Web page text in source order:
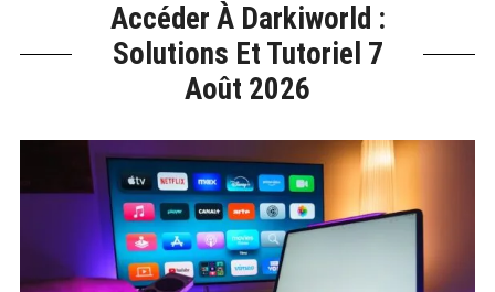
Accéder À Darkiworld :
Solutions Et Tutoriel 7
Août 2026